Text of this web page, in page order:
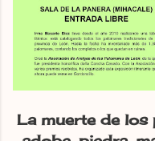
La muerte de los